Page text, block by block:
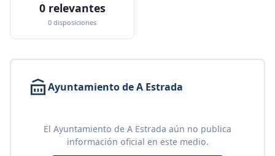
0 relevantes
0 disposiciones
Ayuntamiento de A Estrada
El Ayuntamiento de A Estrada aún no publica
información oficial en este medio.